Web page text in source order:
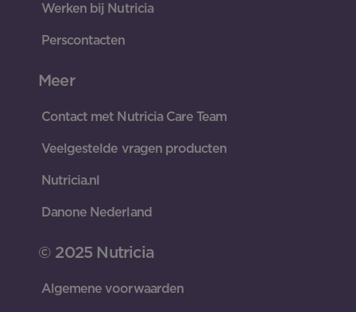
Werken bij Nutricia
Perscontacten
Meer
Contact met Nutricia Care Team
Veelgestelde vragen producten
Nutricia.nl
Danone Nederland
© 2025 Nutricia
Algemene voorwaarden